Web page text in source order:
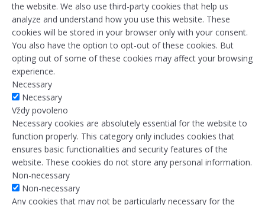
the website. We also use third-party cookies that help us
analyze and understand how you use this website. These
cookies will be stored in your browser only with your consent.
You also have the option to opt-out of these cookies. But
opting out of some of these cookies may affect your browsing
experience.
Necessary
Necessary
Vždy povoleno
Necessary cookies are absolutely essential for the website to
function properly. This category only includes cookies that
ensures basic functionalities and security features of the
website. These cookies do not store any personal information.
Non-necessary
Non-necessary
Any cookies that may not be particularly necessary for the